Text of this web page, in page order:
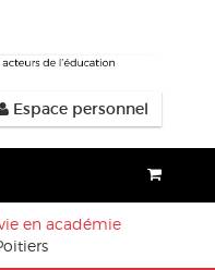
Espace personnel
en académie